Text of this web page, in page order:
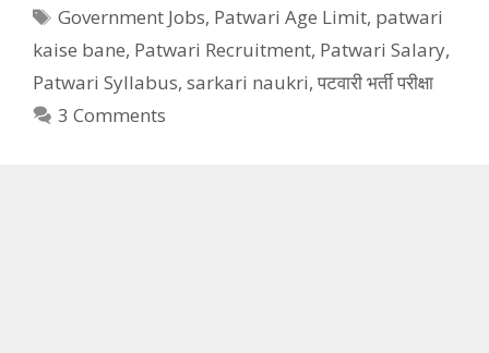
Tags
Government Jobs, Patwari Age Limit, patwari
kaise bane, Patwari Recruitment, Patwari Salary,
Patwari Syllabus, sarkari naukri, पटवारी भर्ती परीक्षा
3 Comments